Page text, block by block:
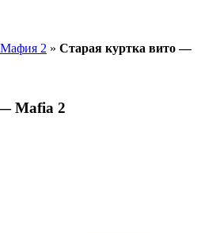
2 » Старая куртка вито —
Mafia 2